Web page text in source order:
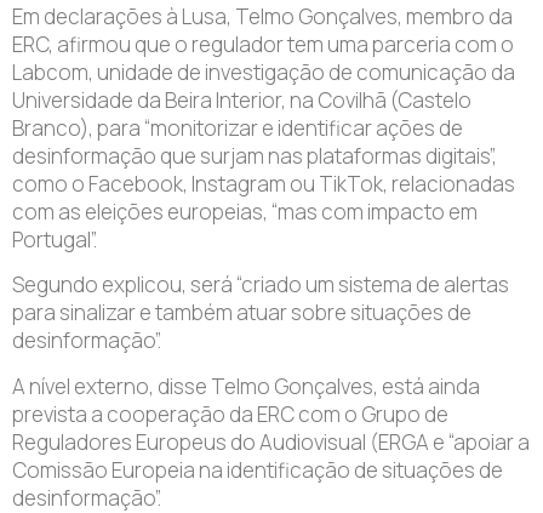
Em declarações à Lusa, Telmo Gonçalves, membro da
ERC, afirmou que o regulador tem uma parceria com o
Labcom, unidade de investigação de comunicação da
Universidade da Beira Interior, na Covilhã (Castelo
Branco), para “monitorizar e identificar ações de
desinformação que surjam nas plataformas digitais”,
como o Facebook, Instagram ou TikTok, relacionadas
com as eleições europeias, “mas com impacto em
Portugal”.
Segundo explicou, será “criado um sistema de alertas
para sinalizar e também atuar sobre situações de
desinformação”.
A nível externo, disse Telmo Gonçalves, está ainda
prevista a cooperação da ERC com o Grupo de
Reguladores Europeus do Audiovisual (ERGA e “apoiar a
Comissão Europeia na identificação de situações de
desinformação”.